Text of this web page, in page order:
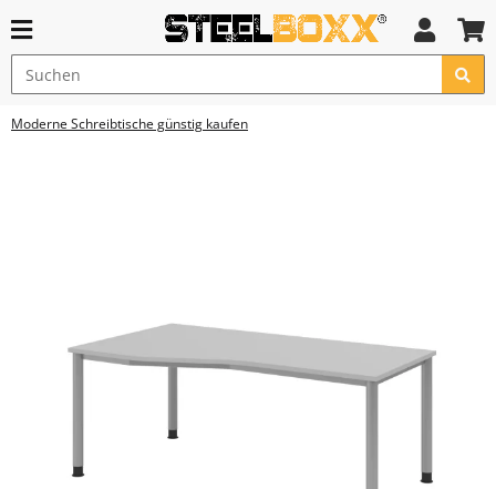
Moderne Schreibtische günstig kaufen